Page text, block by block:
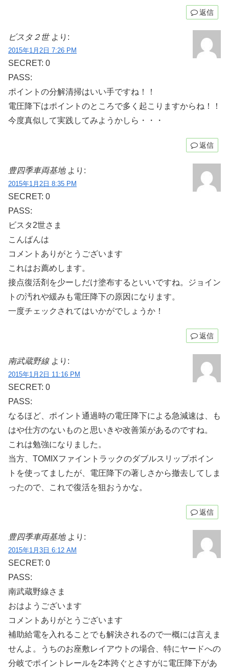
返信
ビスタ２世 より:
2015年1月2日 7:26 PM
SECRET: 0
PASS:
ポイントの分解清掃はいい手ですね！！
電圧降下はポイントのところで多く起こりますからね！！
今度真似して実践してみようかしら・・・
返信
豊四季車両基地 より:
2015年1月2日 8:35 PM
SECRET: 0
PASS:
ビスタ2世さま
こんばんは
コメントありがとうございます
これはお薦めします。
接点復活剤を少ーしだけ塗布するといいですね。ジョイン
トの汚れや緩みも電圧降下の原因になります。
一度チェックされてはいかがでしょうか！
返信
南武蔵野線 より:
2015年1月2日 11:16 PM
SECRET: 0
PASS:
なるほど、ポイント通過時の電圧降下による急減速は、も
はや仕方のないものと思いきや改善策があるのですね。
これは勉強になりました。
当方、TOMIXファイントラックのダブルスリップポイン
トを使ってましたが、電圧降下の著しさから撤去してしま
ったので、これで復活を狙おうかな。
返信
豊四季車両基地 より:
2015年1月3日 6:12 AM
SECRET: 0
PASS:
南武蔵野線さま
おはようございます
コメントありがとうございます
補助給電を入れることでも解決されるので一概には言えま
せんよ。うちのお座敷レイアウトの場合、特にヤードへの
分岐でポイントレールを2本跨ぐとさすがに電圧降下があ